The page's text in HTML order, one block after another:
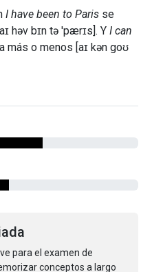
I have been to Paris se
həv bɪn tə 'pærɪs]. Y I can
más o menos [aɪ kən goʊ
para el examen de
conceptos a largo